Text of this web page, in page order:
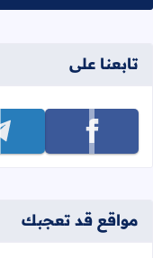
تابعنا على
تابعنا على facebook
مواقع قد تعجبك